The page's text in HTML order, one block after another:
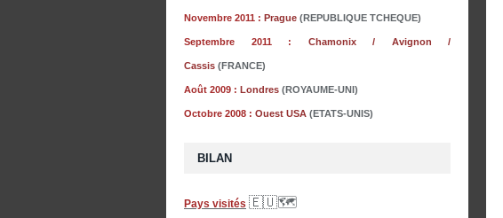
Novembre 2011 : Prague (REPUBLIQUE TCHEQUE)
Septembre 2011 : Chamonix / Avignon /
Cassis (FRANCE)
Août 2009 : Londres (ROYAUME-UNI)
Octobre 2008 : Ouest USA (ETATS-UNIS)
BILAN
Pays visités 🇪🇺🗺